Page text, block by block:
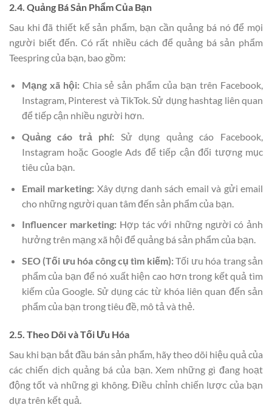
2.4. Quảng Bá Sản Phẩm Của Bạn
Sau khi đã thiết kế sản phẩm, bạn cần quảng bá nó để mọi
người biết đến. Có rất nhiều cách để quảng bá sản phẩm
Teespring của bạn, bao gồm:
Mạng xã hội:Chia sẻ sản phẩm của bạn trên Facebook,
Instagram, Pinterest và TikTok. Sử dụng hashtag liên quan
để tiếp cận nhiều người hơn.
Quảng cáo trả phí: Sử dụng quảng cáo Facebook,
Instagram hoặc Google Ads để tiếp cận đối tượng mục
tiêu của bạn.
Email marketing: Xây dựng danh sách email và gửi email
cho những người quan tâm đến sản phẩm của bạn.
Influencer marketing: Hợp tác với những người có ảnh
hưởng trên mạng xã hội để quảng bá sản phẩm của bạn.
SEO (Tối ưu hóa công cụ tìm kiếm):Tối ưu hóa trang sản
phẩm của bạn để nó xuất hiện cao hơn trong kết quả tìm
kiếm của Google. Sử dụng các từ khóa liên quan đến sản
phẩm của bạn trong tiêu đề, mô tả và thẻ.
2.5. Theo Dõi và Tối Ưu Hóa
Sau khi bạn bắt đầu bán sản phẩm, hãy theo dõi hiệu quả của
các chiến dịch quảng bá của bạn. Xem những gì đang hoạt
động tốt và những gì không. Điều chỉnh chiến lược của bạn
dựa trên kết quả.